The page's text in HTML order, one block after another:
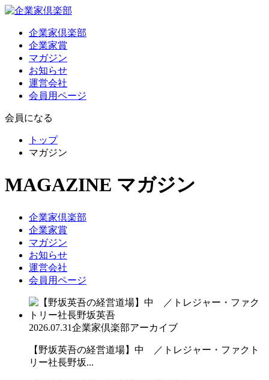
企業家倶楽部
企業家賞
マガジン
お知らせ
運営会社
会員用ページ
会員になる
トップ
マガジン
MAGAZINE マガジン
企業家倶楽部
企業家賞
マガジン
お知らせ
運営会社
会員用ページ
2026.07.31企業家倶楽部アーカイブ
【野坂英吾の経営道場】中 ／トレジャー・ファクト
リー社長野坂...